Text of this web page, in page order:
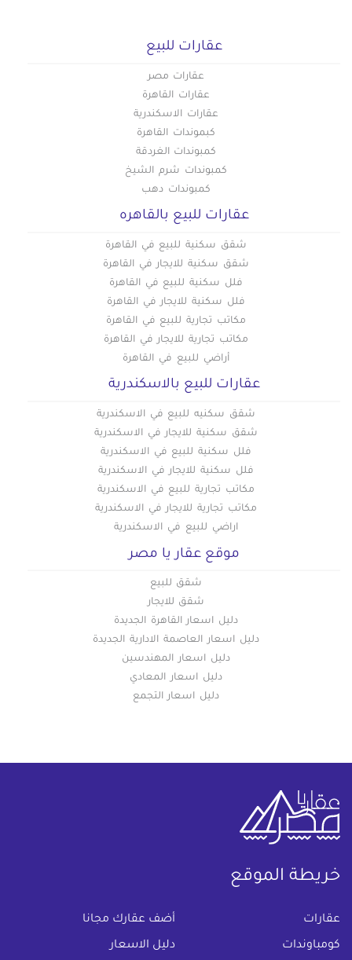
عقارات للبيع
عقارات مصر
عقارات القاهرة
عقارات الاسكندرية
كبموندات القاهرة
كمبوندات الغردقة
كمبوندات شرم الشيخ
كمبوندات دهب
عقارات للبيع بالقاهره
شقق سكنية للبيع في القاهرة
شقق سكنية للايجار في القاهرة
فلل سكنية للبيع في القاهرة
فلل سكنية للايجار في القاهرة
مكاتب تجارية للبيع في القاهرة
مكاتب تجارية للايجار في القاهرة
أراضي للبيع في القاهرة
عقارات للبيع بالاسكندرية
شقق سكنيه للبيع في الاسكندرية
شقق سكنية للايجار في الاسكندرية
فلل سكنية للبيع في الاسكندرية
فلل سكنية للايجار في الاسكندرية
مكاتب تجارية للبيع في الاسكندرية
مكاتب تجارية للايجار في الاسكندرية
اراضي للبيع في الاسكندرية
موقع عقار يا مصر
شقق للبيع
شقق للايجار
دليل اسعار القاهرة الجديدة
دليل اسعار العاصمة الادارية الجديدة
دليل اسعار المهندسين
دليل اسعار المعادي
دليل اسعار التجمع
خريطة الموقع
عقارات أضف عقارك مجانا
كومباوندات دليل الاسعار